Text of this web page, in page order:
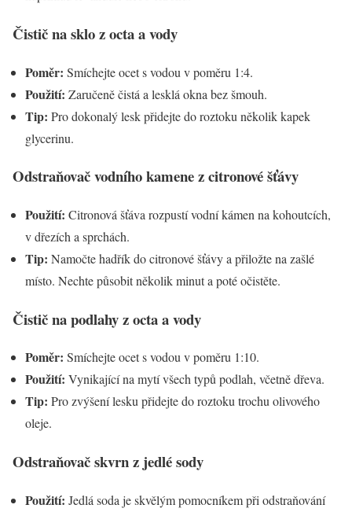
Čistič na sklo z octa a vody
Poměr: Smíchejte ocet s vodou v poměru 1:4.
Použití: Zaručeně čistá a lesklá okna bez šmouh.
Tip: Pro dokonalý lesk přidejte do roztoku několik kapek
glycerinu.
Odstraňovač vodního kamene z citronové šťávy
Použití: Citronová šťáva rozpustí vodní kámen na kohoutcích,
v dřezích a sprchách.
Tip: Namočte hadřík do citronové šťávy a přiložte na zašlé
místo. Nechte působit několik minut a poté očistěte.
Čistič na podlahy z octa a vody
Poměr: Smíchejte ocet s vodou v poměru 1:10.
Použití: Vynikající na mytí všech typů podlah, včetně dřeva.
Tip: Pro zvýšení lesku přidejte do roztoku trochu olivového
oleje.
Odstraňovač skvrn z jedlé sody
Použití: Jedlá soda je skvělým pomocníkem při odstraňování